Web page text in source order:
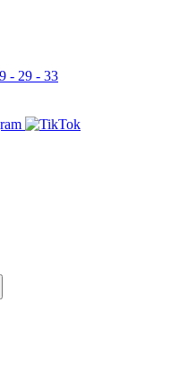
- 29 - 33